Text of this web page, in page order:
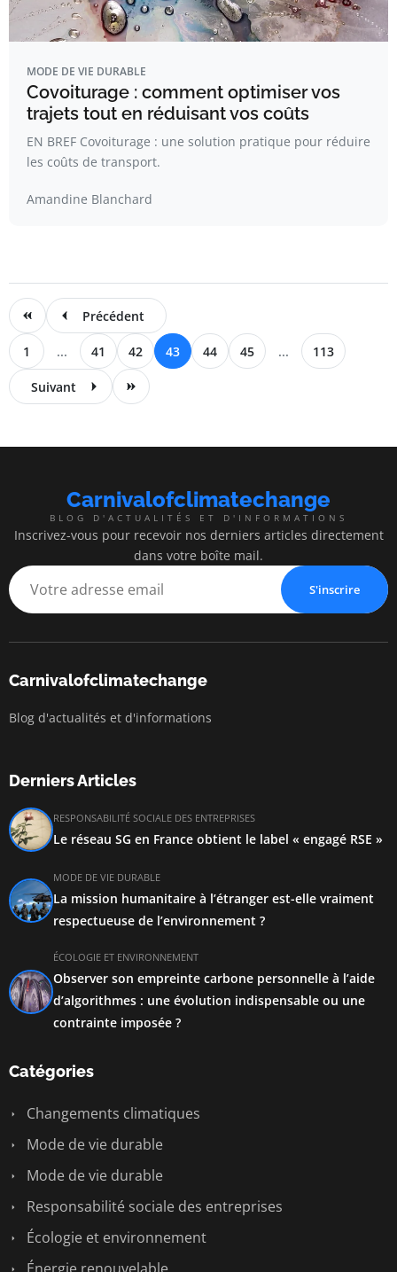
MODE DE VIE DURABLE
Covoiturage : comment optimiser vos
trajets tout en réduisant vos coûts
EN BREF Covoiturage : une solution pratique pour réduire
les coûts de transport.
Amandine Blanchard
Précédent
1 ... 41 42 43 44 45 ... 113
Suivant
Carnivalofclimatechange
BLOG D'ACTUALITÉS ET D'INFORMATIONS
Inscrivez-vous pour recevoir nos derniers articles directement
dans votre boîte mail.
S'inscrire
Carnivalofclimatechange
Blog d'actualités et d'informations
Derniers Articles
RESPONSABILITÉ SOCIALE DES ENTREPRISES
Le réseau SG en France obtient le label « engagé RSE »
MODE DE VIE DURABLE
La mission humanitaire à l’étranger est-elle vraiment
respectueuse de l’environnement ?
ÉCOLOGIE ET ENVIRONNEMENT
Observer son empreinte carbone personnelle à l’aide
d’algorithmes : une évolution indispensable ou une
contrainte imposée ?
Catégories
Changements climatiques
Mode de vie durable
Mode de vie durable
Responsabilité sociale des entreprises
Écologie et environnement